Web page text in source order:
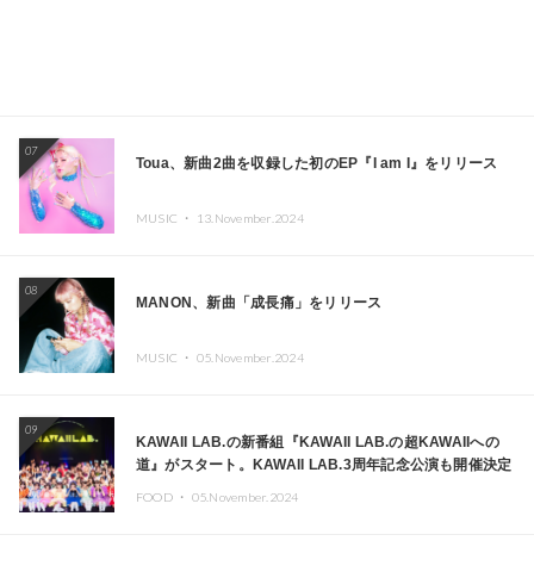
07
Toua、新曲2曲を収録した初のEP『I am I』をリリース
MUSIC ・ 13.November.2024
08
MANON、新曲「成長痛」をリリース
MUSIC ・ 05.November.2024
09
KAWAII LAB.の新番組『KAWAII LAB.の超KAWAIIへの
道』がスタート。KAWAII LAB.3周年記念公演も開催決定
FOOD ・ 05.November.2024